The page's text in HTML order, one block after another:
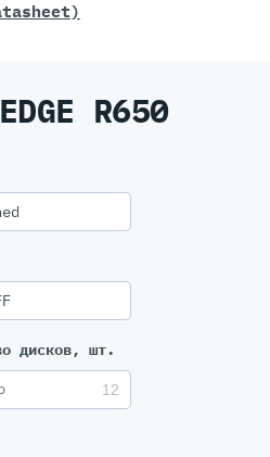
R650
дисков, шт.